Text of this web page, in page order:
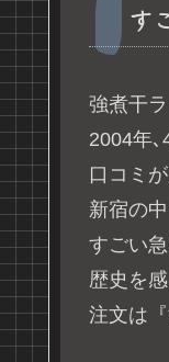
す
強煮干
2004年
口コミ
新宿の
すごい
歴史を感
注文は